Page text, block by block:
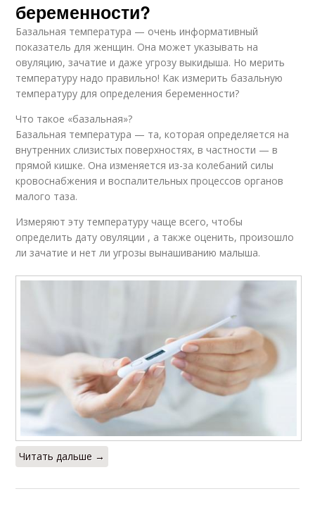
беременности?
Базальная температура — очень информативный
показатель для женщин. Она может указывать на
овуляцию, зачатие и даже угрозу выкидыша. Но мерить
температуру надо правильно! Как измерить базальную
температуру для определения беременности?
Что такое «базальная»?
Базальная температура — та, которая определяется на
внутренних слизистых поверхностях, в частности — в
прямой кишке. Она изменяется из-за колебаний силы
кровоснабжения и воспалительных процессов органов
малого таза.
Измеряют эту температуру чаще всего, чтобы
определить дату овуляции , а также оценить, произошло
ли зачатие и нет ли угрозы вынашиванию малыша.
Читать дальше →